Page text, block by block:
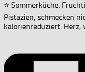
⭐ Sommerküche:
Pistazien, schmecken
kalorienreduziert. Herz,